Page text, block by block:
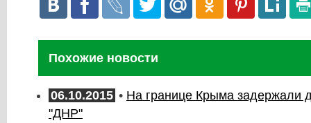
Похожие новости
06.10.2015 • На границе Крыма задержали
"ДНР"